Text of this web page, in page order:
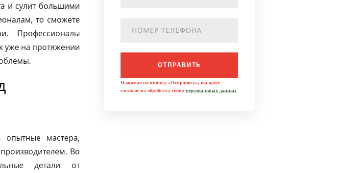
и сулит большими
то сможете
Профессионалы
уже на протяжении
мастера,
Во
детали от
ОТПРАВИТЬ
Нажимая на кнопку «Отправить», вы даете
согласие на обработку своих персональных данных